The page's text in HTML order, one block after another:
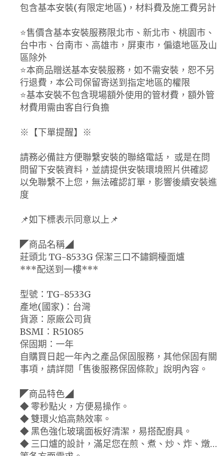
包含基本安裝(有限定地區)，材料費及施工費另計
⭐️售價含基本安裝服務限北市、新北市、桃園市、
台中市、台南市、高雄市，屏東市，偏遠地區及山
區除外
⭐️本商品贈送基本安裝服務，如不需安裝，恕不另
行退費，本公司保留寄送到指定地區的權限
⭐️基本安裝不包含現場額外使用的管材費，額外管
材費用需由客自行負擔
※【下單提醒】※
請務必備註方便聯繫安裝的聯絡電話， 或是在問
問留下安裝資料，並請提供安裝環境照片供確認
以免聯繫不上您，無法確認訂單，影響後續安裝進
度
📌如下標表示同意以上📌
◤商品名稱◢
莊頭北 TG-8533G 保潔三口不鏽鋼檯面爐
***配送到一樓***
型號：TG-8533G
產地(國家)：台灣
貨源：原廠公司貨
BSMI：R51085
保固期：一年
自購買日起一年內之產品保固服務，其他保固有關
事項，請詳閱「售後服務保固條款」說明內容。
◤商品特色◢
◆ 零秒點火，方便易操作。
◆ 雙環火焰高熱效率。
◆ 黑色強化玻璃面板好清潔，易搭配廚具。
◆ 三口爐的設計，滿足您在煎、煮、炒、炸、燉…